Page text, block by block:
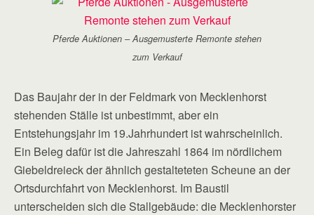
Pferde Auktionen – Ausgemusterte Remonte stehen
zum Verkauf
Das Baujahr der in der Feldmark von Mecklenhorst
stehenden Ställe ist unbestimmt, aber ein
Entstehungsjahr im 19.Jahrhundert ist wahrscheinlich.
Ein Beleg dafür ist die Jahreszahl 1864 im nördlichem
Giebeldreieck der ähnlich gestalteteten Scheune an der
Ortsdurchfahrt von Mecklenhorst. Im Baustil
unterscheiden sich die Stallgebäude: die Mecklenhorster